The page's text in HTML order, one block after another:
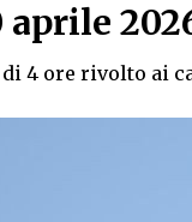
aprile
4 ore rivolto ai